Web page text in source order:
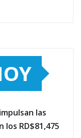
las
los RD$81,475